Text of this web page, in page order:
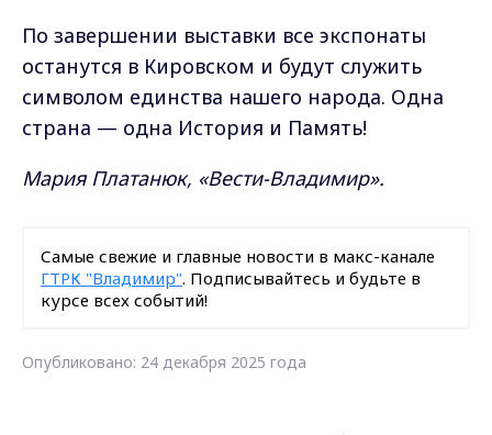
По завершении выставки все экспонаты
останутся в Кировском и будут служить
символом единства нашего народа. Одна
страна — одна История и Память!
Мария Платанюк, «Вести-Владимир».
Самые свежие и главные новости в макс-канале
ГТРК "Владимир". Подписывайтесь и будьте в
курсе всех событий!
Опубликовано: 24 декабря 2025 года